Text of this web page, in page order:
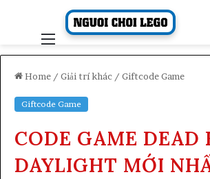
Menu
Home / Giải trí khác / Giftcode Game
Giftcode Game
CODE GAME DEAD
DAYLIGHT MỚI